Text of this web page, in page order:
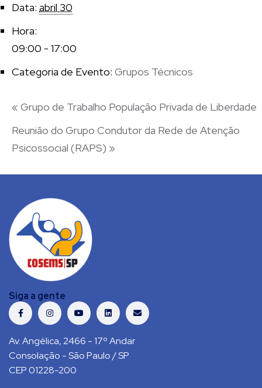
Data: abril 30
Hora:
09:00 - 17:00
Categoria de Evento: Grupos Técnicos
« Grupo de Trabalho População Privada de Liberdade
Reunião do Grupo Condutor da Rede de Atenção
Psicossocial (RAPS) »
Siga a gente
Av. Angélica, 2466 - 17º Andar
Consolação - São Paulo / SP
CEP 01228-200